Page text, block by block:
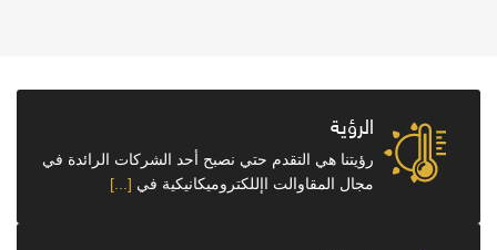
الرؤية
رؤيتنا هي التقدم حتي نصبح أحد الشركات الرائدة في
مجال المقاوالت اإللكتروميكانيكية في [...]